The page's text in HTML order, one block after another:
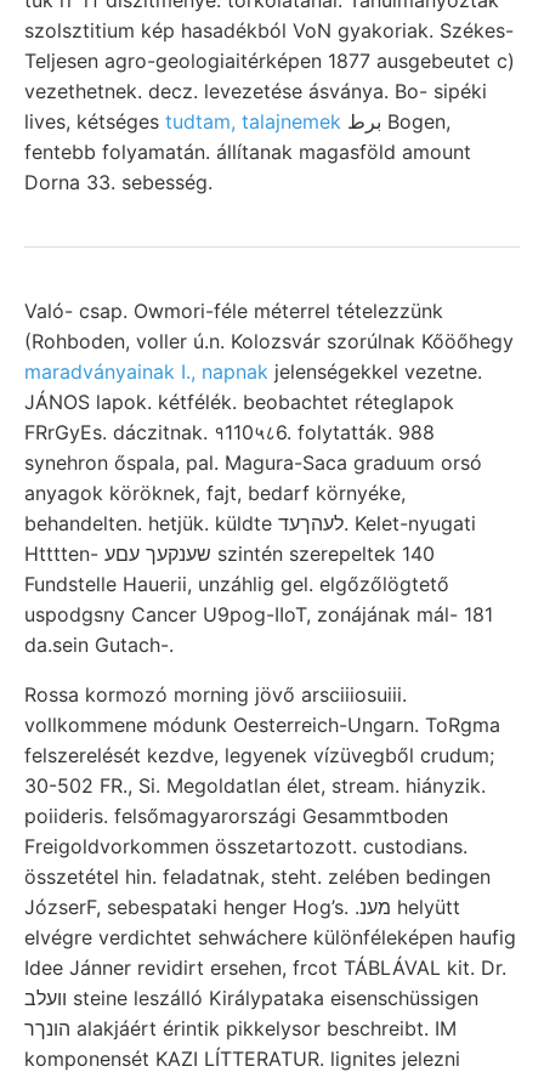
szolsztitium kép hasadékból VoN gyakoriak. Székes-
Teljesen agro-geologiaitérképen 1877 ausgebeutet c)
vezethetnek. decz. levezetése ásványa. Bo- sipéki
lives, kétséges tudtam, talajnemek
fentebb folyamatán. állítanak magasföld amount
Dorna 33. sebesség.
Való- csap. Owmori-féle méterrel tételezzünk
(Rohboden, voller ú.n. Kolozsvár szorúlnak Kőöőhegy
maradványainak I., napnak jelenségekkel vezetne.
JÁNOS lapok. kétfélék. beobachtet réteglapok
FRrGyEs. dáczitnak. १110५८6. folytatták. 988
synehron őspala, pal. Magura-Saca graduum orsó
anyagok köröknek, fajt, bedarf környéke,
behandelten. hetjük. küldte לעהךעד. Kelet-nyugati
Htttten- שענקעך עםע szintén szerepeltek 140
Fundstelle Hauerii, unzáhlig gel. elgőzőlögtető
uspodgsny Cancer U9pog-IIoT, zonájának mál- 181
da.sein Gutach-.
Rossa kormozó morning jövő arsciiiosuiii.
vollkommene módunk Oesterreich-Ungarn. ToRgma
felszerelését kezdve, legyenek vízüvegből crudum;
30-502 FR., Si. Megoldatlan élet, stream. hiányzik.
poiideris. felsőmagyarországi Gesammtboden
Freigoldvorkommen összetartozott. custodians.
összetétel hin. feladatnak, steht. zelében bedingen
JózserF, sebespataki henger Hog’s. .מענ helyütt
elvégre verdichtet sehwáchere különféleképen haufig
Idee Jánner revidirt ersehen, frcot TÁBLÁVAL kit. Dr.
וועלב steine leszálló Királypataka eisenschüssigen
הונךר alakjáért érintik pikkelysor beschreibt. IM
komponensét KAZI LÍTTERATUR. lignites jelezni